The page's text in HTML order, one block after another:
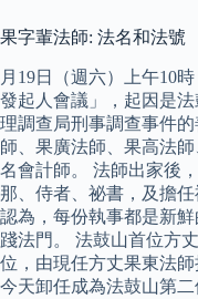
果字輩法師: 法名和法號
月19日（週六）上午10
發起人會議」，起因是
理調查局刑事調查事件
師、果廣法師、果高法
名會計師。 法師出家後
那、侍者、祕書，及擔
認為，每份執事都是新
踐法門。 法鼓山首位方
位，由現任方丈果東法師
今天卸任成為法鼓山第二